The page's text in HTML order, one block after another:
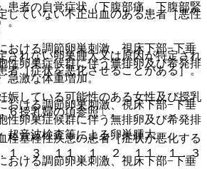
患者の自覚症状（下腹部痛、下腹部緊
。
おける調節卵巣刺激、視床下部−下垂
性卵巣症候群に伴う無排卵及び希発排
急激な体重増加。
ける調節卵巣刺激、視床下部−下垂
性卵巣症候群に伴う無排卵及び希発排
超音波検査等による卵巣腫大。
おける調節卵巣刺激、視床下部−下垂
ていない不正出血のある患者［悪性
れない卵巣腫大又は原因が特定され
者［症状を悪化させることがある］。
している可能性のある女性及び授乳
６授乳婦の項参照〕。
塞栓性疾患の患者［症状が悪化する
１．３、１１．１．２、１１．１．３